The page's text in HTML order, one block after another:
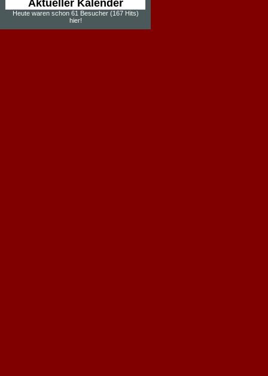
Aktueller Kalender
Heute waren schon 61 Besucher (167 Hits)
hier!